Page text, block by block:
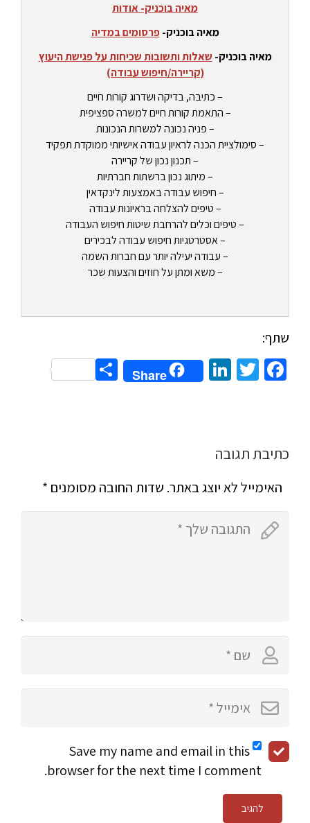
מאיה בוכניק- אודות
מאיה בוכניק-פרסומים במדיה
מאיה בוכניק- שאלות ותשובות שכיחות על פגישת היעוץ
(קריירה/חיפוש עבודה)
– כתיבה, בדיקה ושדרוג קורות חיים
– התאמת קורות חיים למשרה ספציפית
– פניה נכונה למשרות הנכונות
– סימולציית הכנה לראיון עבודה אישיותי ממוקדת תפקיד
– תכנון נכון של קריירה
– מיתוג נכון ברשתות חברתיות
– חיפוש עבודה באמצעות לינקדאין
– טיפים להצלחה בראיונות עבודה
– טיפים וכלים להרחבת שיטות חיפוש העבודה
– אסטרטגיות חיפוש עבודה לבכירים
– עבודה יעילה יותר עם חברות השמה
– משא ומתן על חוזים והצעות שכר
שתף:
Facebook
Twitter
LinkedIn
Share
Share
כתיבת תגובה
האימייל לא יוצג באתר. שדות החובה מסומנים *
Save my name and email in this
browser for the next time I comment.
להגיב